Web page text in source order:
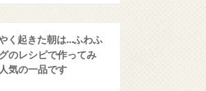
く起きた朝は…ふわふ
のレシピで作ってみ
気の一品です